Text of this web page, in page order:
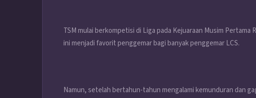
TSM mulai berkompetisi di Liga pada Kejuaraan Musim
ini menjadi favorit penggemar bagi banyak penggemar LCS.
Namun, setelah bertahun-tahun mengalami kemunduran dan